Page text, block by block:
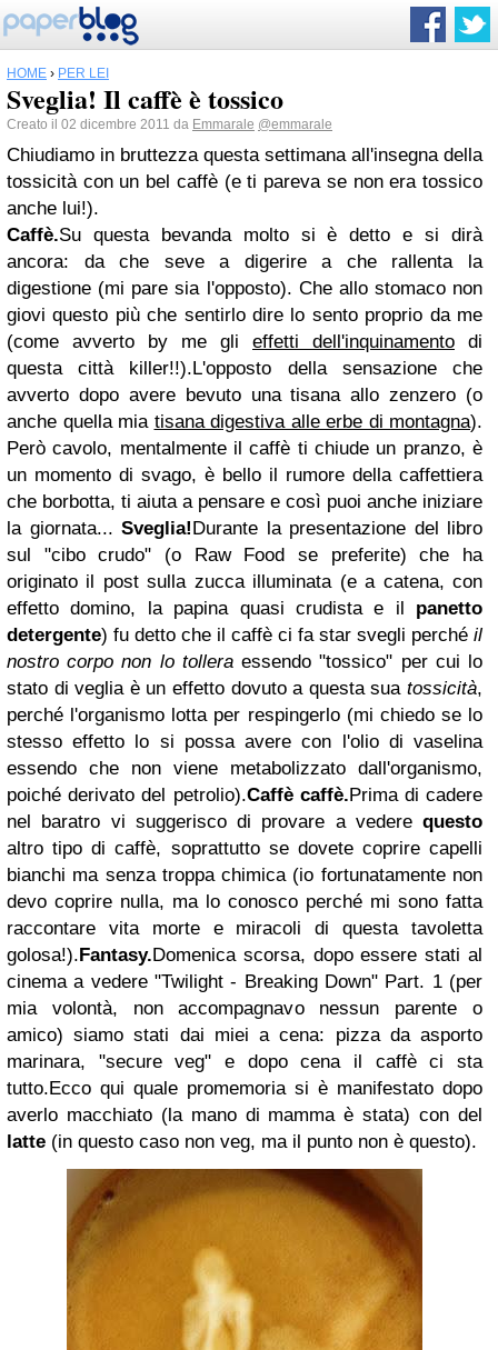
HOME › PER LEI
Sveglia! Il caffè è tossico
Creato il 02 dicembre 2011 da Emmarale @emmarale
Chiudiamo in bruttezza questa settimana all'insegna della
tossicità con un bel caffè (eti pareva se non era tossico
anche lui!).
Caffè.Su questa bevanda molto si è detto e si dirà
ancora: da che seve a digerire a che rallenta la
digestione (mi pare sia l'opposto). Che allo stomaco non
giovi questo più che sentirlo dire lo sento proprio da me
(come avverto by me gli effetti dell'inquinamento di
questa città killer!!).L'opposto della sensazione che
avverto dopo avere bevuto una tisana allo zenzero (o
anche quella mia tisana digestiva alle erbe di montagna).
Però cavolo, mentalmente il caffè ti chiude un pranzo, è
un momento di svago, è bello il rumore della caffettiera
che borbotta, ti aiuta a pensare e così puoi anche iniziare
la giornata... Sveglia!Durante la presentazione del libro
sul "cibo crudo" (o Raw Food se preferite) che ha
originato il post sulla zucca illuminata (e a catena, con
effetto domino, la papina quasi crudista e il panetto
detergente) fu detto che il caffè ci fa star svegli perché il
nostro corpo non lo tolleraessendo "tossico" per cui lo
stato di veglia è un effetto dovuto a questa sua tossicità,
perché l'organismo lotta per respingerlo (mi chiedo se lo
stesso effetto lo si possa avere con l'olio di vaselina
essendo che non viene metabolizzato dall'organismo,
poiché derivato del petrolio).Caffè caffè.Prima di cadere
nel baratro vi suggerisco di provare a vedere questo
altro tipo di caffè, soprattutto se dovete coprire capelli
bianchi ma senza troppa chimica (io fortunatamente non
devo coprire nulla, ma lo conosco perché mi sono fatta
raccontare vita morte e miracoli di questa tavoletta
golosa!).Fantasy.Domenica scorsa, dopo essere stati al
cinema a vedere "Twilight - Breaking Down" Part. 1 (per
mia volontà, non accompagnavo nessun parente o
amico) siamo stati dai miei a cena: pizza da asporto
marinara, "secure veg" e dopo cena il caffè ci sta
tutto.Ecco qui quale promemoria si è manifestato dopo
averlo macchiato (la mano di mamma è stata) con del
latte (in questo caso non veg, ma il punto non è questo).